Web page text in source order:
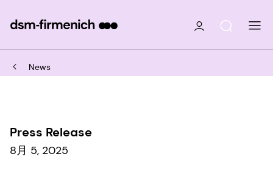
News
Press Release
8月 5, 2025